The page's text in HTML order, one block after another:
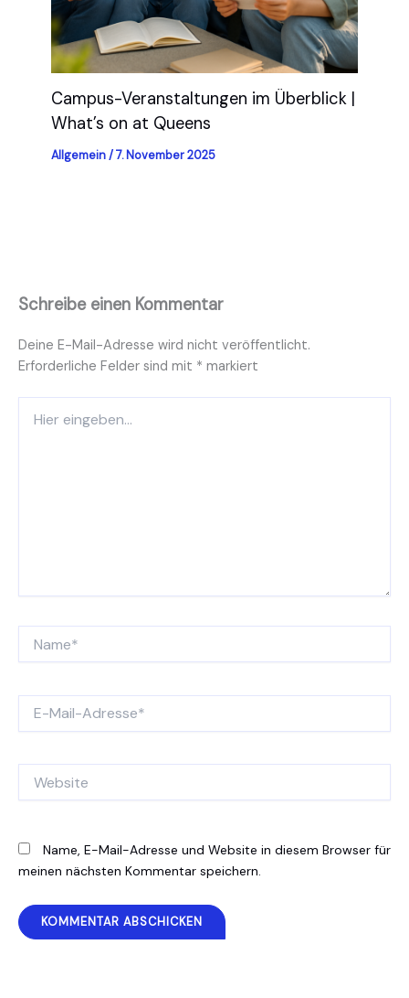
Campus-Veranstaltungen im Überblick |
What’s on at Queens
Allgemein/7. November 2025
Schreibe einen Kommentar
Deine E-Mail-Adresse wird nicht veröffentlicht.
Erforderliche Felder sind mit * markiert
eingeben…
Mail-
Name, E-Mail-Adresse und Website in diesem Browser für
meinen nächsten Kommentar speichern.